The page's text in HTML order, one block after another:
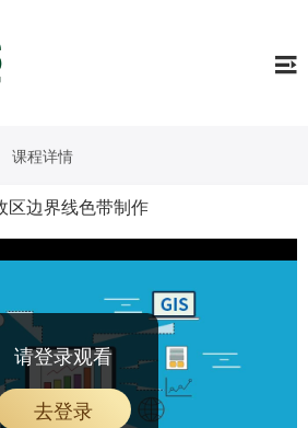
课程详情
区边界线色带制作
请登录观看
去登录